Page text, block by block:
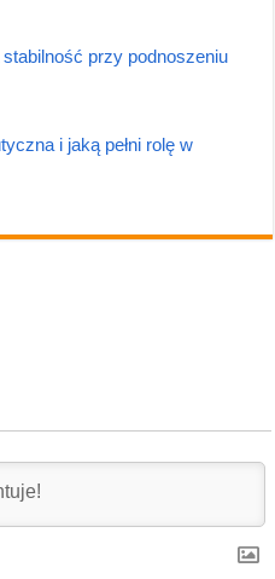
przy podnoszeniu
i jaką pełni rolę w